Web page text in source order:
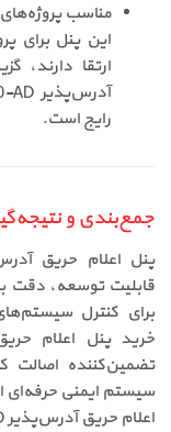
مناسب
این پنل برای
ارتقا
رایج است.
جمع‌بندی و
قابلیت توسعه، دقت
برای کنترل
تضمین‌کننده اصالت
سیستم ایمنی
اعلام حریق آدرس‌پذیر ZX-P-1000-AD با ما تماس بگیرید.